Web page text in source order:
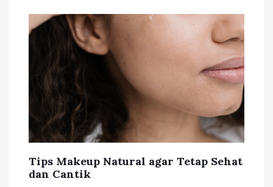
Tips Makeup Natural agar Tetap Sehat
dan Cantik